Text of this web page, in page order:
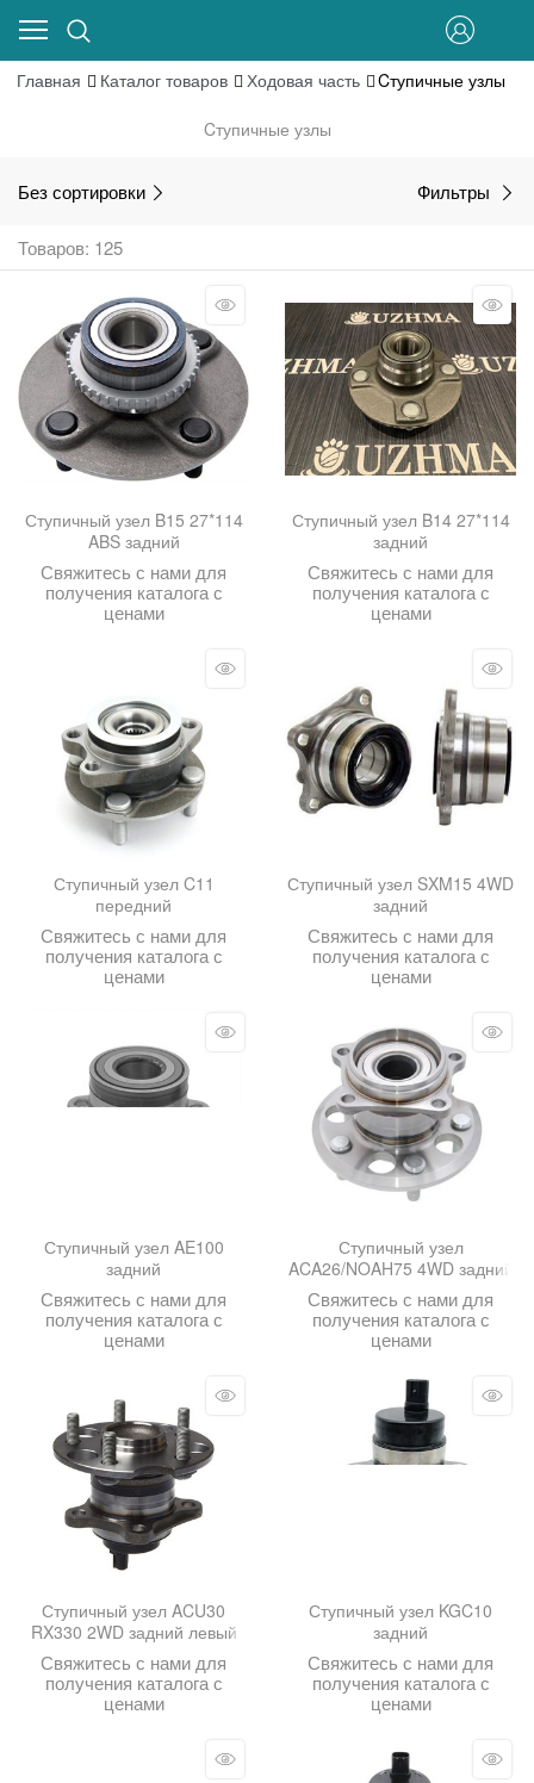
Главная Каталог товаров Ходовая часть Cтупичные узлы
Cтупичные узлы
Без сортировки Фильтры
Товаров: 125
Ступичный узел B15 27*114
ABS задний
Свяжитесь с нами для
получения каталога с
ценами
Ступичный узел B14 27*114
задний
Свяжитесь с нами для
получения каталога с
ценами
Ступичный узел C11
передний
Свяжитесь с нами для
получения каталога с
ценами
Ступичный узел SXM15 4WD
задний
Свяжитесь с нами для
получения каталога с
ценами
Ступичный узел AE100
задний
Свяжитесь с нами для
получения каталога с
ценами
Ступичный узел
ACA26/NOAH75 4WD задний
Свяжитесь с нами для
получения каталога с
ценами
Ступичный узел ACU30
RX330 2WD задний левый
Свяжитесь с нами для
получения каталога с
ценами
Ступичный узел KGC10
задний
Свяжитесь с нами для
получения каталога с
ценами